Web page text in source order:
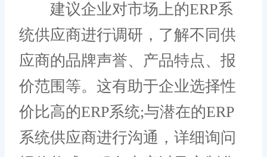
建议企业对市场上的ERP系
统供应商进行调研，了解不同供
应商的品牌声誉、产品特点、报
价范围等。这有助于企业选择性
价比高的ERP系统;与潜在的ERP
系统供应商进行沟通，详细询问